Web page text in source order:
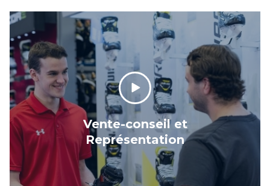
Vente-conseil et
Représentation